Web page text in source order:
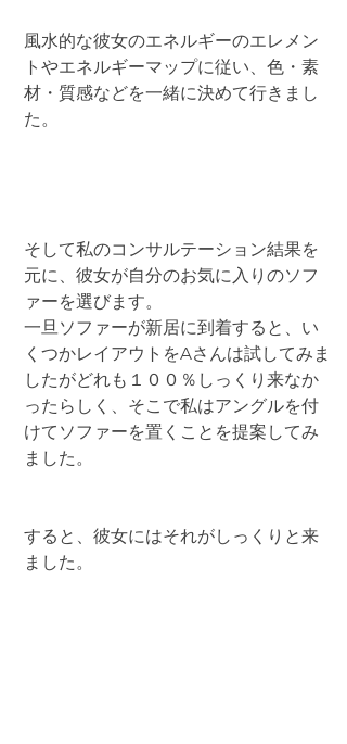
風水的な彼女のエネルギーのエレメン
トやエネルギーマップに従い、色・素
材・質感などを一緒に決めて行きまし
た。
そして私のコンサルテーション結果を
元に、彼女が自分のお気に入りのソフ
ァーを選びます。
一旦ソファーが新居に到着すると、い
くつかレイアウトをAさんは試してみま
したがどれも１００％しっくり来なか
ったらしく、そこで私はアングルを付
けてソファーを置くことを提案してみ
ました。
すると、彼女にはそれがしっくりと来
ました。